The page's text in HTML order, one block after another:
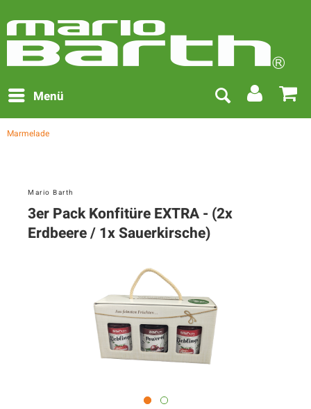
Menü
Marmelade
Mario Barth
3er Pack Konfitüre EXTRA - (2x
Erdbeere / 1x Sauerkirsche)